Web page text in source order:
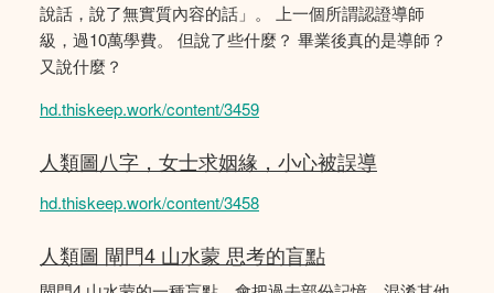
說話，說了無實質內容的話」。 上一個所謂認證導師
級，過10萬學費。 但說了些什麼？ 畢業後真的是導師？
又說什麼？
hd.thiskeep.work/content/3459
人類圖八字，女士求姻緣，小心被誤導
hd.thiskeep.work/content/3458
人類圖 閘門4 山水蒙 思考的盲點